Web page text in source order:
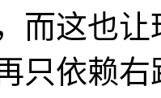
而这也
只依赖